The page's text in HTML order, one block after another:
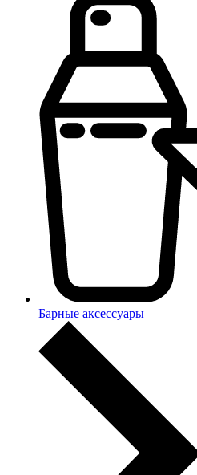
Барные аксессуары